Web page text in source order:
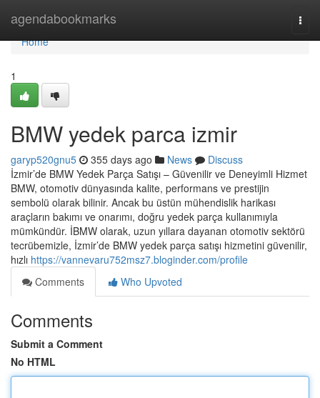
agendabookmarks
Home
Home
1
BMW yedek parca izmir
garyp520gnu5 355 days ago News
Discuss
İzmir’de BMW Yedek Parça Satışı – Güvenilir ve Deneyimli Hizmet
BMW, otomotiv dünyasında kalite, performans ve prestijin
sembolü olarak bilinir. Ancak bu üstün mühendislik harikası
araçların bakımı ve onarımı, doğru yedek parça kullanımıyla
mümkündür. İBMW olarak, uzun yıllara dayanan otomotiv sektörü
tecrübemizle, İzmir’de BMW yedek parça satışı hizmetini güvenilir,
hızlı https://vannevaru752msz7.bloginder.com/profile
Comments
Who Upvoted
Comments
Submit a Comment
No HTML